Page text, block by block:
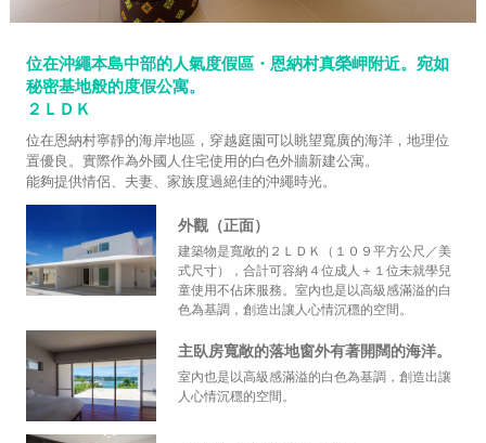
位在沖繩本島中部的人氣度假區・恩納村真榮岬附近。宛如
秘密基地般的度假公寓。
２ＬＤＫ
位在恩納村寧靜的海岸地區，穿越庭園可以眺望寬廣的海洋，地理位
置優良。實際作為外國人住宅使用的白色外牆新建公寓。
能夠提供情侶、夫妻、家族度過絕佳的沖繩時光。
外觀（正面）
建築物是寬敞的２ＬＤＫ（１０９平方公尺／美
式尺寸），合計可容納４位成人＋１位未就學兒
童使用不佔床服務。室內也是以高級感滿溢的白
色為基調，創造出讓人心情沉穩的空間。
主臥房寬敞的落地窗外有著開闊的海洋。
室內也是以高級感滿溢的白色為基調，創造出讓
人心情沉穩的空間。